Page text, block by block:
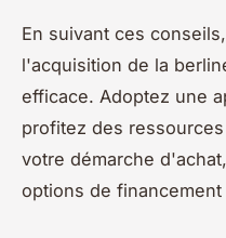
En suivant ces
l'acquisition de la
efficace. Adoptez une
profitez des
votre démarche
options de